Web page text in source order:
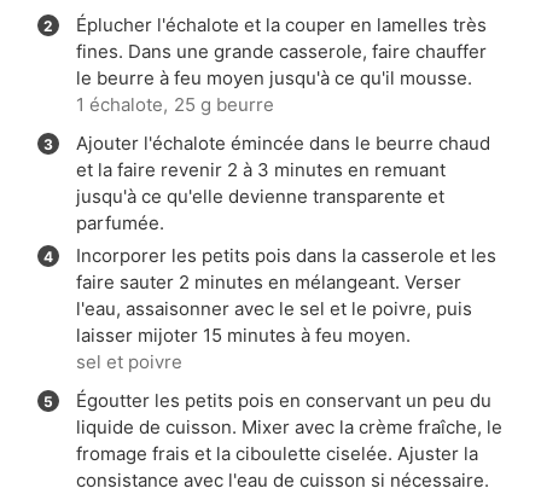
Éplucher l'échalote et la couper en lamelles très
fines. Dans une grande casserole, faire chauffer
le beurre à feu moyen jusqu'à ce qu'il mousse.
1 échalote, 25 g beurre
Ajouter l'échalote émincée dans le beurre chaud
et la faire revenir 2 à 3 minutes en remuant
jusqu'à ce qu'elle devienne transparente et
parfumée.
Incorporer les petits pois dans la casserole et les
faire sauter 2 minutes en mélangeant. Verser
l'eau, assaisonner avec le sel et le poivre, puis
laisser mijoter 15 minutes à feu moyen.
sel et poivre
Égoutter les petits pois en conservant un peu du
liquide de cuisson. Mixer avec la crème fraîche, le
fromage frais et la ciboulette ciselée. Ajuster la
consistance avec l'eau de cuisson si nécessaire.